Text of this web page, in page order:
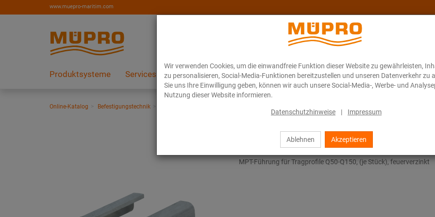
Wir verwenden Cookies, um die einwandfreie Funktion dieser Website zu gewährleisten,
zu personalisieren, Social-Media-Funktionen bereitzustellen und unseren Datenverkehr zu
Sie uns Ihre Einwilligung geben, können wir auch unsere Social-Media-, Werbe- und
Nutzung dieser Website informieren.
Datenschutzhinweise | Impressum
Ablehnen Akzeptieren
www.muepro-maritim.com
Produktsysteme Services Referenzen Über MÜPRO Maritim Blog ONLINE-KATALOG
Online-Katalog Befestigungstechnik
MPT-Führung
MPT-Führung für Tragprofile Q50-Q150, (je Stück), feuerverzinkt